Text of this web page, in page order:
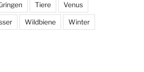
Tiere Venus
Wildbiene Winter